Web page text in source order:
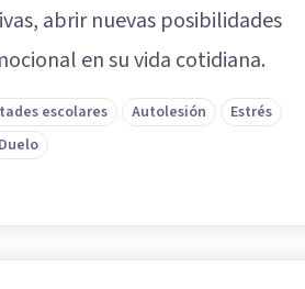
abrir nuevas posibilidades
en su vida cotidiana.
escolares Autolesión
Estrés
Duelo